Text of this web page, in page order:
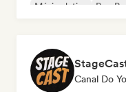
Música latina
Pop